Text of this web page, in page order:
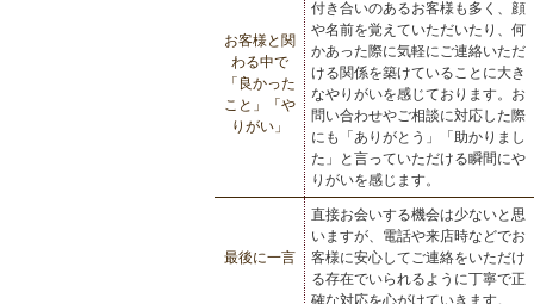
お客様と関
わる中で
「良かった
こと」「や
りがい」
付き合いのあるお客様も多く、顔
や名前を覚えていただいたり、何
かあった際に気軽にご連絡いただ
ける関係を築けていることに大き
なやりがいを感じております。お
問い合わせやご相談に対応した際
にも「ありがとう」「助かりまし
た」と言っていただける瞬間にや
りがいを感じます。
最後に一言
直接お会いする機会は少ないと思
いますが、電話や来店時などでお
客様に安心してご連絡をいただけ
る存在でいられるように丁寧で正
確な対応を心がけていきます。